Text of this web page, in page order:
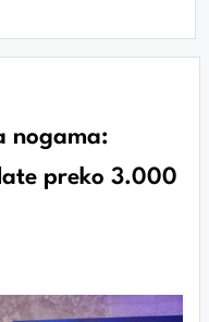
nogama:
preko 3.000